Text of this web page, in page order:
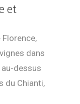
et
dans
dessus
du Chianti,